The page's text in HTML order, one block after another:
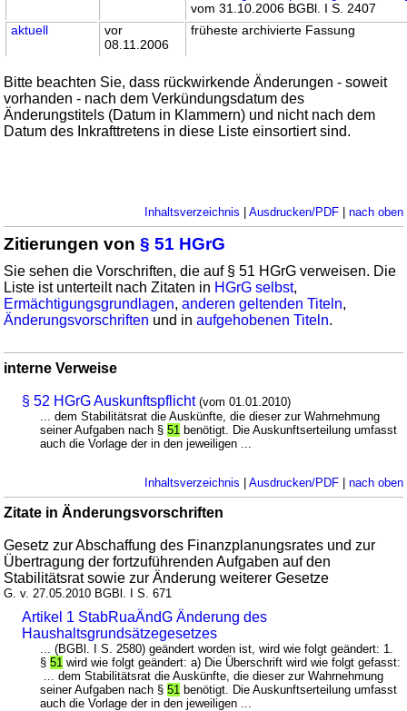
vom 31.10.2006 BGBl. I S. 2407
aktuell
vor
08.11.2006
früheste archivierte Fassung
Bitte beachten Sie, dass rückwirkende Änderungen - soweit
vorhanden - nach dem Verkündungsdatum des
Änderungstitels (Datum in Klammern) und nicht nach dem
Datum des Inkrafttretens in diese Liste einsortiert sind.
Inhaltsverzeichnis | Ausdrucken/PDF| nach oben
Zitierungen von§ 51 HGrG
Sie sehen die Vorschriften, die auf § 51 HGrG verweisen. Die
Liste ist unterteilt nach Zitaten in HGrG selbst,
Ermächtigungsgrundlagen,anderen geltenden Titeln,
Änderungsvorschriften und inaufgehobenen Titeln.
interne Verweise
§ 52 HGrG Auskunftspflicht (vom 01.01.2010)
... dem Stabilitätsrat die Auskünfte, die dieser zur Wahrnehmung
seiner Aufgaben nach §51 benötigt. Die Auskunftserteilung umfasst
auch die Vorlage der in den jeweiligen ...
Inhaltsverzeichnis | Ausdrucken/PDF| nach oben
Zitate in Änderungsvorschriften
Gesetz zur Abschaffung des Finanzplanungsrates und zur
Übertragung der fortzuführenden Aufgaben auf den
Stabilitätsrat sowie zur Änderung weiterer Gesetze
G. v. 27.05.2010 BGBl. I S. 671
Artikel 1 StabRuaÄndG Änderung des
Haushaltsgrundsätzegesetzes
... (BGBl. I S. 2580) geändert worden ist, wird wie folgt geändert: 1.
§51 wird wie folgt geändert: a) Die Überschrift wird wie folgt gefasst:
... dem Stabilitätsrat die Auskünfte, die dieser zur Wahrnehmung
seiner Aufgaben nach §51 benötigt. Die Auskunftserteilung umfasst
auch die Vorlage der in den jeweiligen ...